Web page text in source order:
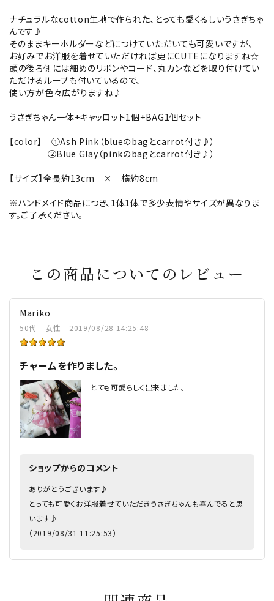
ナチュラルなcotton生地で作られた、とっても愛くるしいうさぎちゃ
んです♪
そのままキーホルダーなどにつけていただいても可愛いですが、
お好みでお洋服を着せていただければ更にCUTEになりますね☆
頭の後ろ側には細めのリボンやコード、丸カンなどを取り付けてい
ただけるループも付いているので、
使い方が色々広がりますね♪
うさぎちゃん一体+キャッロット1個+BAG1個セット
【color】 ①Ash Pink（blueのbagとcarrot付き♪）
②Blue Glay（pinkのbagとcarrot付き♪）
【サイズ】全長約13cm × 横約8cm
※ハンドメイド商品につき、1体1体で多少表情やサイズが異なりま
す。ご了承ください。
この商品についてのレビュー
Mariko
50代 女性 2019/08/28 14:25:48
チャームを作りました。
とても可愛らしく出来ました。
ショップからのコメント
ありがとうございます♪
とっても可愛くお洋服着せていただきうさぎちゃんも喜んでると思
います♪
（2019/08/31 11:25:53）